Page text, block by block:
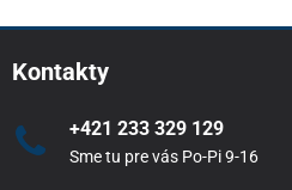
Kontakty
+421 233 329 129
Sme tu pre vás Po-Pi 9-16